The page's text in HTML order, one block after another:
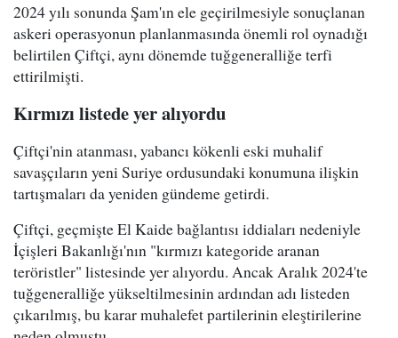
2024 yılı sonunda Şam'ın ele geçirilmesiyle sonuçlanan
askeri operasyonun planlanmasında önemli rol oynadığı
belirtilen Çiftçi, aynı dönemde tuğgeneralliğe terfi
ettirilmişti.
Kırmızı listede yer alıyordu
Çiftçi'nin atanması, yabancı kökenli eski muhalif
savaşçıların yeni Suriye ordusundaki konumuna ilişkin
tartışmaları da yeniden gündeme getirdi.
Çiftçi, geçmişte El Kaide bağlantısı iddiaları nedeniyle
İçişleri Bakanlığı'nın "kırmızı kategoride aranan
teröristler" listesinde yer alıyordu. Ancak Aralık 2024'te
tuğgeneralliğe yükseltilmesinin ardından adı listeden
çıkarılmış, bu karar muhalefet partilerinin eleştirilerine